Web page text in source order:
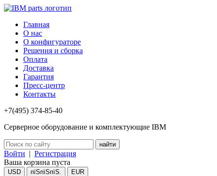
Главная
О нас
О конфигураторе
Решения и сборка
Оплата
Доставка
Гарантия
Пресс-центр
Контакты
+7(495) 374-85-40
Серверное оборудование и комплектующие IBM
Войти | Регистрация
Ваша корзина пуста
USD пїЅпїЅпїЅ. EUR